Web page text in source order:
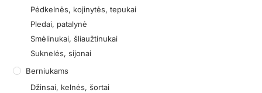
Pėdkelnės, kojinytės, tepukai
Pledai, patalynė
Smėlinukai, šliaužtinukai
Suknelės, sijonai
Berniukams
Džinsai, kelnės, šortai